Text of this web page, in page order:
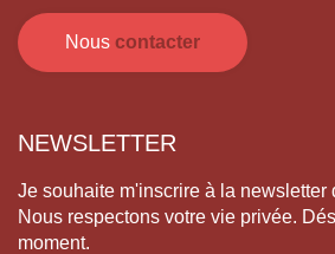
Nous contacter
NEWSLETTER
Je souhaite m'inscrire à la newsletter
Nous respectons votre vie privée.
moment.